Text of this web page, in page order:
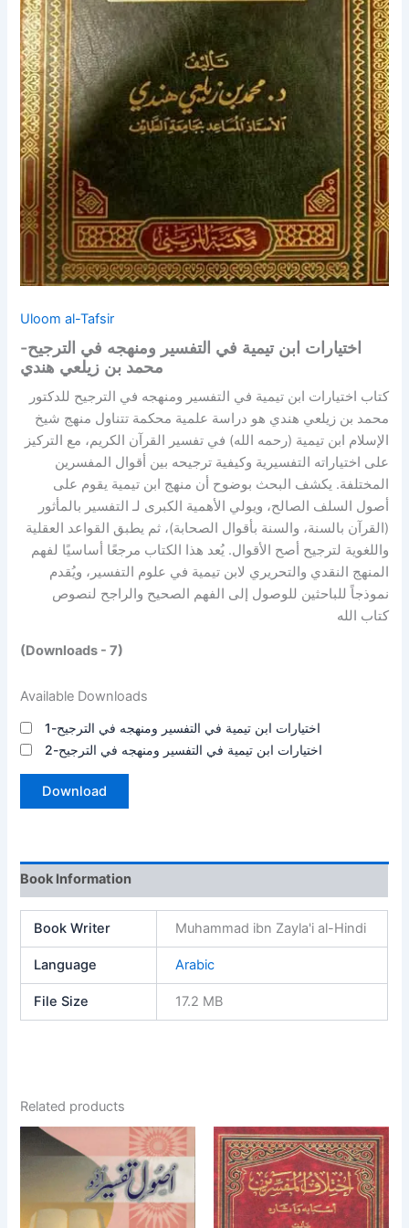
Uloom al-Tafsir
اختيارات ابن تيمية في التفسير ومنهجه في الترجيح-
محمد بن زيلعي هندي
كتاب اختيارات ابن تيمية في التفسير ومنهجه في الترجيح للدكتور
محمد بن زيلعي هندي هو دراسة علمية محكمة تتناول منهج شيخ
الإسلام ابن تيمية (رحمه الله) في تفسير القرآن الكريم، مع التركيز
على اختياراته التفسيرية وكيفية ترجيحه بين أقوال المفسرين
المختلفة. يكشف البحث بوضوح أن منهج ابن تيمية يقوم على
أصول السلف الصالح، ويولي الأهمية الكبرى لـ التفسير بالمأثور
(القرآن بالسنة، والسنة بأقوال الصحابة)، ثم يطبق القواعد العقلية
واللغوية لترجيح أصح الأقوال. يُعد هذا الكتاب مرجعًا أساسيًا لفهم
المنهج النقدي والتحريري لابن تيمية في علوم التفسير، ويُقدم
نموذجاً للباحثين للوصول إلى الفهم الصحيح والراجح لنصوص
كتاب الله
(Downloads - 7)
Available Downloads
اختيارات ابن تيمية في التفسير ومنهجه في الترجيح-1
اختيارات ابن تيمية في التفسير ومنهجه في الترجيح-2
Download
Book Information
Book Writer Muhammad ibn Zayla'i al-Hindi
Language Arabic
File Size 17.2 MB
Related products